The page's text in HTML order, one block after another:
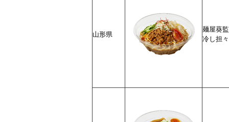
山形県
麺屋葵
冷し担